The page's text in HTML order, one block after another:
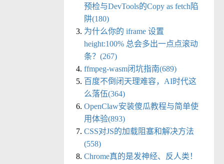
预检与DevTools的Copy as fetch陷
阱(180)
为什么你的 iframe 设置
height:100% 总会多出一点点滚动
条？(267)
ffmpeg-wasm闭坑指南(689)
百度不倒闭天理难容，AI时代这
么落伍(364)
OpenClaw安装傻瓜教程与简单使
用体验(893)
CSS对JS的加载阻塞和解决方法
(558)
Chrome真的是发神经、反人类！